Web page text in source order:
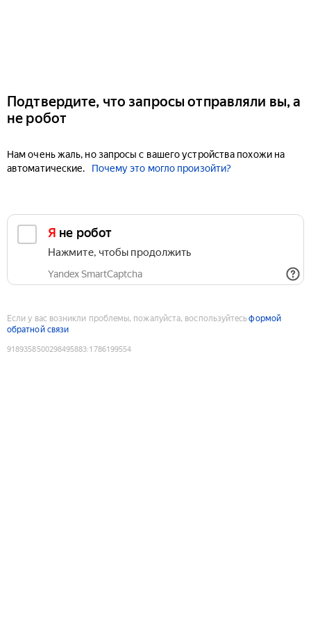
Подтвердите, что запросы отправляли вы, а
не робот
Нам очень жаль, но запросы с вашего устройства похожи на
автоматические.
Почему это могло произойти?
Я не робот
Нажмите, чтобы продолжить
Yandex SmartCaptcha
Если у вас возникли проблемы, пожалуйста, воспользуйтесьформой
обратной связи
9189358500298495883:1786199554